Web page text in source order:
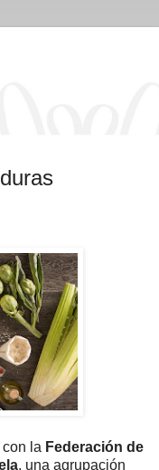
con la Federación de
, una agrupación